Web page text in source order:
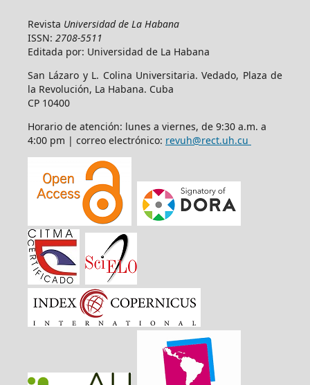
Revista Universidad de La Habana
ISSN: 2708-5511
Editada por: Universidad de La Habana
San Lázaro y L. Colina Universitaria. Vedado, Plaza de
la Revolución, La Habana. Cuba
CP 10400
Horario de atención: lunes a viernes, de 9:30 a.m. a
4:00 pm | correo electrónico: revuh@rect.uh.cu